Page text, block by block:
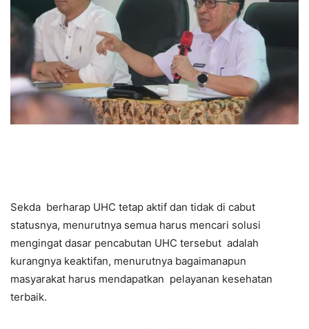
Sekda berharap UHC tetap aktif dan tidak di cabut
statusnya, menurutnya semua harus mencari solusi
mengingat dasar pencabutan UHC tersebut adalah
kurangnya keaktifan, menurutnya bagaimanapun
masyarakat harus mendapatkan pelayanan kesehatan
terbaik.